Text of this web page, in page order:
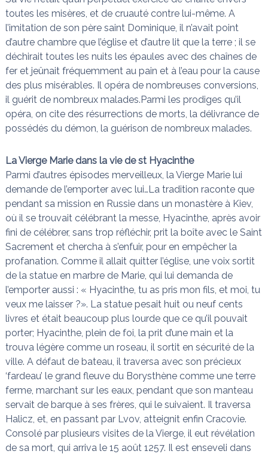
toutes les misères, et de cruauté contre lui-même. A
l’imitation de son père saint Dominique, il n’avait point
d’autre chambre que l’église et d’autre lit que la terre ; il se
déchirait toutes les nuits les épaules avec des chaînes de
fer et jeûnait fréquemment au pain et à l’eau pour la cause
des plus misérables. Il opéra de nombreuses conversions,
il guérit de nombreux malades.Parmi les prodiges qu’il
opéra, on cite des résurrections de morts, la délivrance de
possédés du démon, la guérison de nombreux malades.
La Vierge Marie dans la vie de st Hyacinthe
Parmi d’autres épisodes merveilleux, la Vierge Marie lui
demande de l’emporter avec lui…La tradition raconte que
pendant sa mission en Russie dans un monastère à Kiev,
où il se trouvait célébrant la messe, Hyacinthe, après avoir
fini de célébrer, sans trop réfléchir, prit la boîte avec le Saint
Sacrement et chercha à s’enfuir, pour en empêcher la
profanation. Comme il allait quitter l’église, une voix sortit
de la statue en marbre de Marie, qui lui demanda de
l’emporter aussi : « Hyacinthe, tu as pris mon fils, et moi, tu
veux me laisser ?». La statue pesait huit ou neuf cents
livres et était beaucoup plus lourde que ce qu’il pouvait
porter; Hyacinthe, plein de foi, la prit d’une main et la
trouva légère comme un roseau, il sortit en sécurité de la
ville. A défaut de bateau, il traversa avec son précieux
‘fardeau’ le grand fleuve du Borysthène comme une terre
ferme, marchant sur les eaux, pendant que son manteau
servait de barque à ses frères, qui le suivaient. Il traversa
Halicz, et, en passant par Lvov, atteignit enfin Cracovie.
Consolé par plusieurs visites de la Vierge, il eut révélation
de sa mort, qui arriva le 15 août 1257. Il est enseveli dans